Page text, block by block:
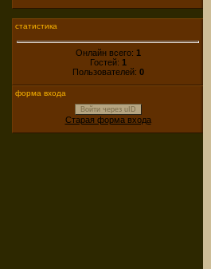
статистика
Онлайн всего: 1
Гостей: 1
Пользователей: 0
форма входа
Войти через uID
Старая форма входа